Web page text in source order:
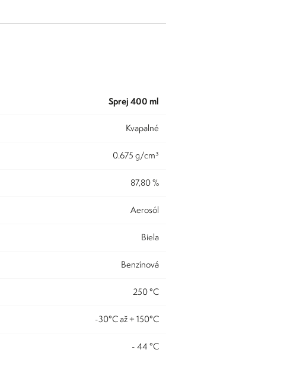
sprej 400 ml
kvapalné
0.675 g/cm³
87,80 %
aerosól
biela
benzínová
250 °C
-30°C až + 150°C
- 44 °C